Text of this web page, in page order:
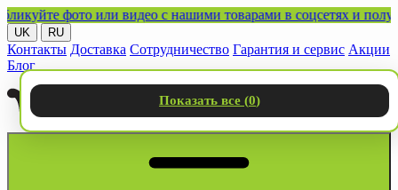
фото или видео с нашими товарами в соцсетях и
UK RU
Контакты Доставка Сотрудничество Гарантия и сервис Акции
Блог
Показать все (0)